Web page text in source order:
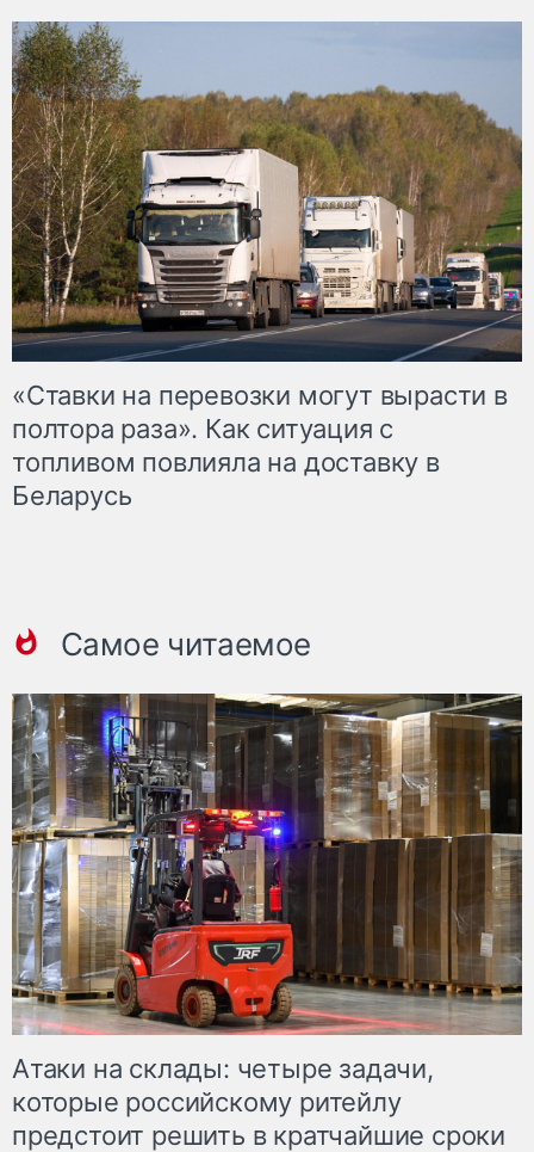
«Ставки на перевозки могут вырасти в
полтора раза». Как ситуация с
топливом повлияла на доставку в
Беларусь
Самое читаемое
Атаки на склады: четыре задачи,
которые российскому ритейлу
предстоит решить в кратчайшие сроки